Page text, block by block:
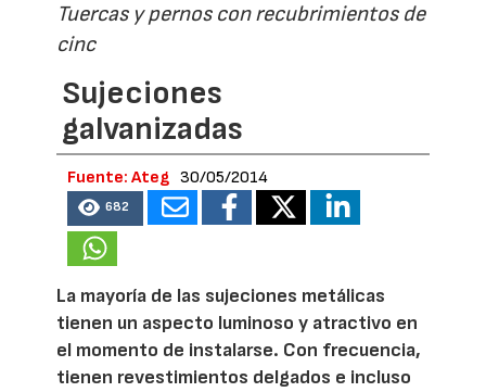
Tuercas y pernos con recubrimientos de
cinc
Sujeciones
galvanizadas
Fuente: Ateg 30/05/2014
682
La mayoría de las sujeciones metálicas
tienen un aspecto luminoso y atractivo en
el momento de instalarse. Con frecuencia,
tienen revestimientos delgados e incluso